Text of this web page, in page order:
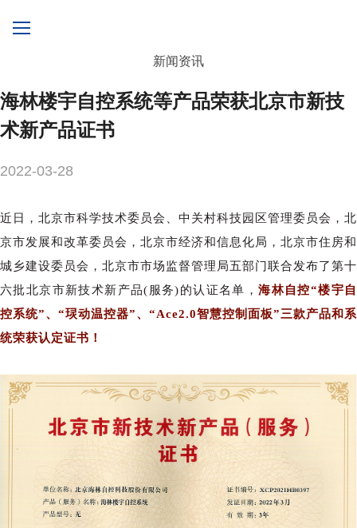
新闻资讯
海林楼宇自控系统等产品荣获北京市新技
术新产品证书
2022-03-28
近日，北京市科学技术委员会、中关村科技园区管理委员会，北
京市发展和改革委员会，北京市经济和信息化局，北京市住房和
城乡建设委员会，北京市市场监督管理局五部门联合发布了第十
六批北京市新技术新产品(服务)的认证名单，海林自控“楼宇自
控系统”、“㻏动温控器”、“Ace2.0智慧控制面板”三款产品和系
统荣获认定证书！